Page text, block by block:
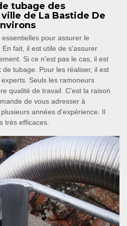
tubage des
de La Bastide De
pour assurer le
fait, il est utile de s'assurer
Si ce n'est pas le cas, il est
tubage. Pour les réaliser, il est
Seuls les ramoneurs
qualité de travail. C'est la raison
de vous adresser à
années d'expérience. Il
très efficaces.